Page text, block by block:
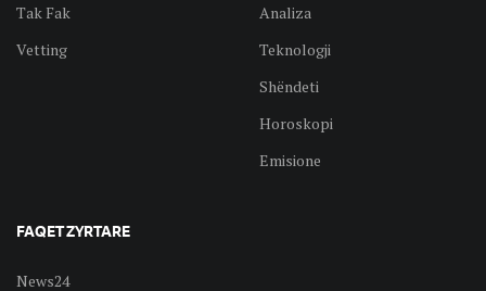
Tak Fak
Vetting
Analiza
Teknologji
Shëndeti
Horoskopi
Emisione
FAQET ZYRTARE
News24